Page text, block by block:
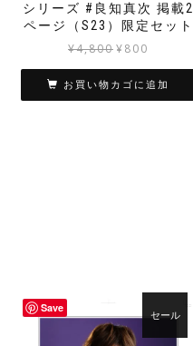
シリーズ #良知真次 掲載2
ページ（S23）限定セット
¥4,800 元
価
格
¥800
の
価
お買い物カゴに追加
Save
セール